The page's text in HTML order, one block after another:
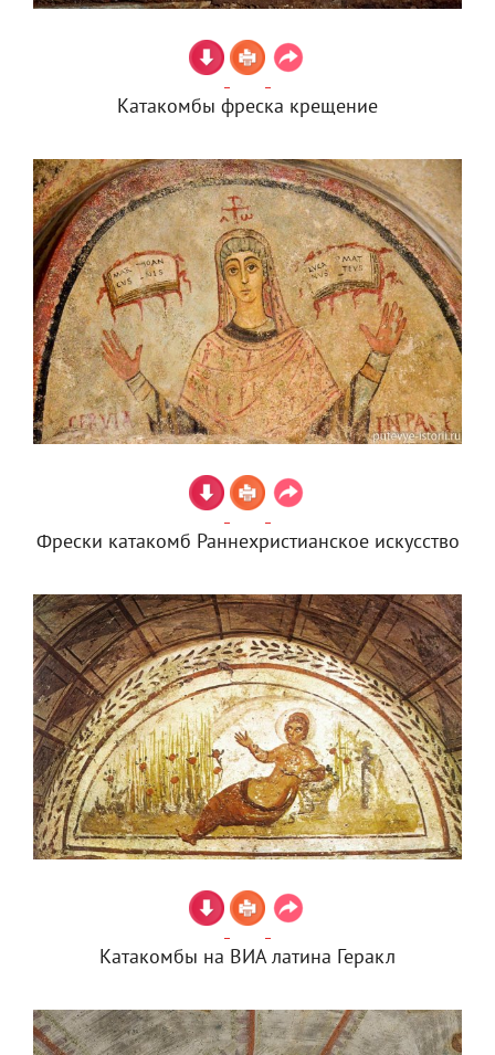
Катакомбы фреска крещение
Фрески катакомб Раннехристианское искусство
Катакомбы на ВИА латина Геракл